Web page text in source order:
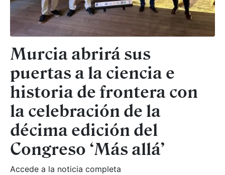
Murcia abrirá sus
puertas a la ciencia e
historia de frontera con
la celebración de la
décima edición del
Congreso ‘Más allá’
Accede a la noticia completa